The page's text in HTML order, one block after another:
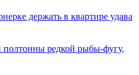
держать в квартире удава
редкой рыбы-фугу,